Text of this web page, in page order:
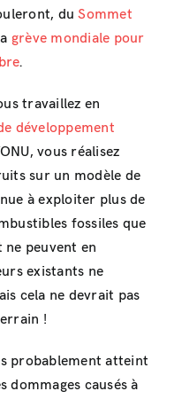
duSommet
grève mondiale pour
.
travaillez en
développement
vous réalisez
sur un modèle de
à exploiter plus de
fossiles que
peuvent en
existants ne
cela ne devrait pas
!
probablement atteint
dommages causés à